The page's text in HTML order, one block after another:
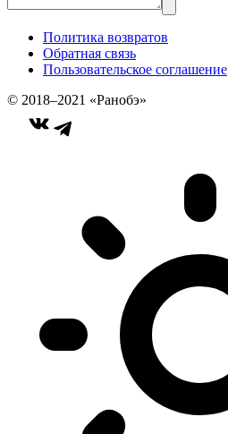
Политика возвратов
Обратная связь
Пользовательское соглашение
© 2018–2021 «Ранобэ»